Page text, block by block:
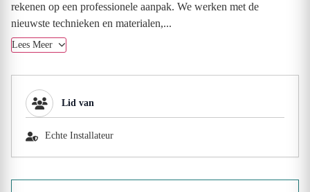
rekenen op een professionele aanpak. We werken met de
nieuwste technieken en materialen,...
Lees Meer
Lid van
Echte Installateur